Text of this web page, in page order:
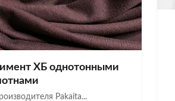
ХБ однотонными
Pakaita...